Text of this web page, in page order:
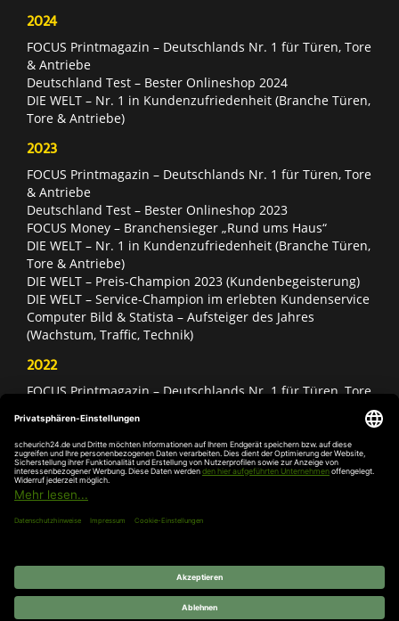
2024
FOCUS Printmagazin – Deutschlands Nr. 1 für Türen, Tore
& Antriebe
Deutschland Test – Bester Onlineshop 2024
DIE WELT – Nr. 1 in Kundenzufriedenheit (Branche Türen,
Tore & Antriebe)
2023
FOCUS Printmagazin – Deutschlands Nr. 1 für Türen, Tore
& Antriebe
Deutschland Test – Bester Onlineshop 2023
FOCUS Money – Branchensieger „Rund ums Haus“
DIE WELT – Nr. 1 in Kundenzufriedenheit (Branche Türen,
Tore & Antriebe)
DIE WELT – Preis-Champion 2023 (Kundenbegeisterung)
DIE WELT – Service-Champion im erlebten Kundenservice
Computer Bild & Statista – Aufsteiger des Jahres
(Wachstum, Traffic, Technik)
2022
FOCUS Printmagazin – Deutschlands Nr. 1 für Türen, Tore
Deutschland Test – Bester Onlineshop 2022
FOCUS Money – Branchensieger „Rund ums Haus“
DIE WELT – Service-Champion im erlebten Kundenservice
DIE WELT – Branchengewinner Gold-Rang (Türen, Tore &
Antriebe)